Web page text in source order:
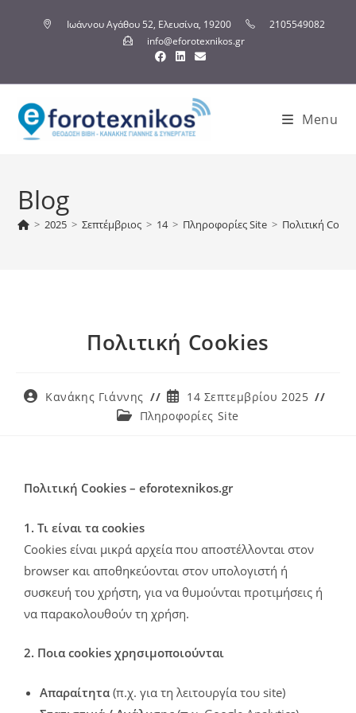
Ιωάννου Αγάθου 52, Ελευσίνα, 19200
2105549082
info@eforotexnikos.gr
Menu
Blog
> 2025 > Σεπτέμβριος > 14 > Πληροφορίες Site > Πολιτική
Πολιτική Cookies
Κανάκης Γιάννης
14 Σεπτεμβρίου 2025
Πληροφορίες Site
Πολιτική Cookies – eforotexnikos.gr
1. Τι είναι τα cookies
Cookies είναι μικρά αρχεία που αποστέλλονται στον
browser και αποθηκεύονται στον υπολογιστή ή
συσκευή του χρήστη, για να θυμούνται προτιμήσεις ή
να παρακολουθούν τη χρήση.
2. Ποια cookies χρησιμοποιούνται
Απαραίτητα (π.χ. για τη λειτουργία του site)